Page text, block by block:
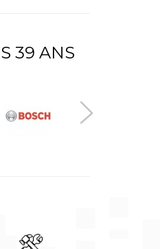
39 ANS